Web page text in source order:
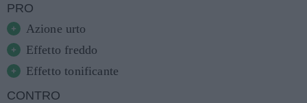
PRO
Azione urto
Effetto freddo
Effetto tonificante
CONTRO